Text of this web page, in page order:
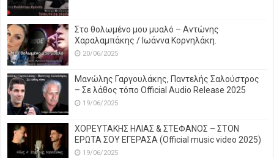
Στο θολωμένο μου μυαλό – Αντώνης
Χαραλαμπάκης / Ιωάννα Κορνηλάκη.
20/06/2025
Μανώλης Γαργουλάκης, Παντελής Σαλούστρος
– Σε λάθος τόπο Official Audio Release 2025
19/06/2025
ΧΟΡΕΥΤΑΚΗΣ ΗΛΙΑΣ & ΣΤΕΦΑΝΟΣ – ΣΤΟΝ
ΕΡΩΤΑ ΣΟΥ ΕΓΕΡΑΣΑ (Official music video 2025)
19/06/2025